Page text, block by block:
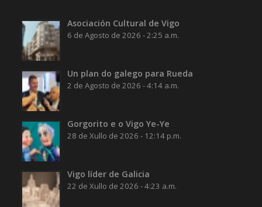
Asociación Cultural de Vigo
6 de Agosto de 2026 - 2:25 a.m.
Un plan do galego para Rueda
2 de Agosto de 2026 - 4:14 a.m.
Gorgorito e o Vigo Ye-Ye
28 de Xullo de 2026 - 12:14 p.m.
Vigo líder de Galicia
22 de Xullo de 2026 - 4:23 a.m.